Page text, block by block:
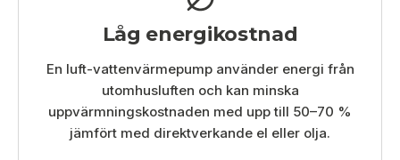
Låg energikostnad
En luft-vattenvärmepump använder energi från
utomhusluften och kan minska
uppvärmningskostnaden med upp till 50–70 %
jämfört med direktverkande el eller olja.